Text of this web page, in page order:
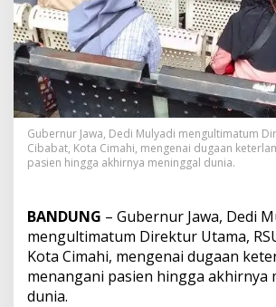
t
u
m
D
i
r
u
t
R
S
U
C
i
b
a
b
Gubernur Jawa, Dedi Mulyadi mengultimatum
Cibabat, Kota Cimahi, mengenai dugaan
pasien hingga akhirnya meninggal dunia.
BANDUNG – Gubernur Jawa, Dedi
mengultimatum Direktur Utama,
Kota Cimahi, mengenai dugaan
menangani pasien hingga akhirnya
dunia.